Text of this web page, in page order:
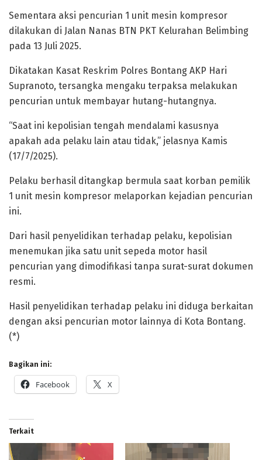
Sementara aksi pencurian 1 unit mesin kompresor
dilakukan di Jalan Nanas BTN PKT Kelurahan Belimbing
pada 13 Juli 2025.
Dikatakan Kasat Reskrim Polres Bontang AKP Hari
Supranoto, tersangka mengaku terpaksa melakukan
pencurian untuk membayar hutang-hutangnya.
“Saat ini kepolisian tengah mendalami kasusnya
apakah ada pelaku lain atau tidak,” jelasnya Kamis
(17/7/2025).
Pelaku berhasil ditangkap bermula saat korban pemilik
1 unit mesin kompresor melaporkan kejadian pencurian
ini.
Dari hasil penyelidikan terhadap pelaku, kepolisian
menemukan jika satu unit sepeda motor hasil
pencurian yang dimodifikasi tanpa surat-surat dokumen
resmi.
Hasil penyelidikan terhadap pelaku ini diduga berkaitan
dengan aksi pencurian motor lainnya di Kota Bontang.
(*)
Bagikan ini:
Facebook X
Terkait